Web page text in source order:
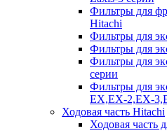
Фильтры для
Hitachi
Фильтры для
Фильтры для
Фильтры для
серии
Фильтры для
EX,EX-2,EX-
Ходовая часть Hitachi
Ходовая часть